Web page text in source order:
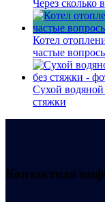
Через сколько
Котел
частые
Сухой
стяжки
Контактная